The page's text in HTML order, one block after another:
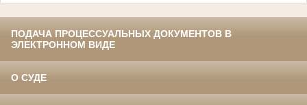
ПОДАЧА ПРОЦЕССУАЛЬНЫХ ДОКУМЕНТОВ В
ЭЛЕКТРОННОМ ВИДЕ
О СУДЕ